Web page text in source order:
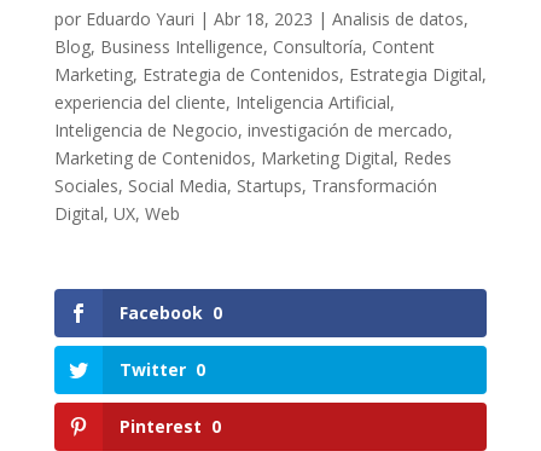
por Eduardo Yauri | Abr 18, 2023 | Analisis de datos,
Blog, Business Intelligence, Consultoría, Content
Marketing, Estrategia de Contenidos, Estrategia Digital,
experiencia del cliente, Inteligencia Artificial,
Inteligencia de Negocio, investigación de mercado,
Marketing de Contenidos, Marketing Digital, Redes
Sociales, Social Media, Startups, Transformación
Digital, UX, Web
Facebook 0
Twitter 0
Pinterest 0